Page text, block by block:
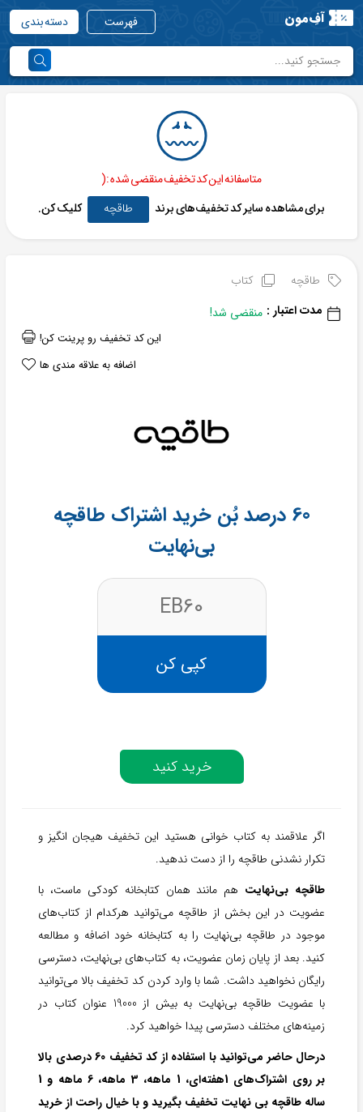
آفِ‌مون فهرست دسته بندی
متاسفانه این کد تخفیف منقضی شده :(
برای مشاهده سایر کد تخفیف‌های برند
طاقچه کلیک کن.
طاقچه
کتاب
مدت اعتبار : منقضی شد!
این کد تخفیف رو پرینت کن!
اضافه به علاقه مندی ها
60 درصد بُن خرید اشتراک طاقچه
بی‌نهایت
EB60
کپی کن
خرید کنید
اگر علاقمند به کتاب خوانی هستید این تخفیف هیجان انگیز و
تکرار نشدنی طاقچه را از دست ندهید.
طاقچه بی‌نهایت هم مانند همان کتابخانه کودکی ماست، با
عضویت در این بخش از طاقچه می‌توانید هرکدام از کتاب‌های
موجود در طاقچه بی‌نهایت را به کتابخانه خود اضافه و مطالعه
کنید. بعد از پایان زمان عضویت، به کتاب‌های بی‌نهایت، دسترسی
رایگان نخواهید داشت. شما با وارد کردن کد تخفیف بالا می‌توانید
با عضویت طاقچه بی‌نهایت به بیش از 19000 عنوان کتاب در
زمینه‌های مختلف دسترسی پیدا خواهید کرد.
درحال حاضر می‌توانید با استفاده از کد تخفیف 60 درصدی بالا
بر روی اشتراک‌‌های 1هفته‌ای، 1 ماهه، 3 ماهه، 6 ماهه و 1
ساله طاقچه بی نهایت تخفیف بگیرید و با خیال راحت از خرید